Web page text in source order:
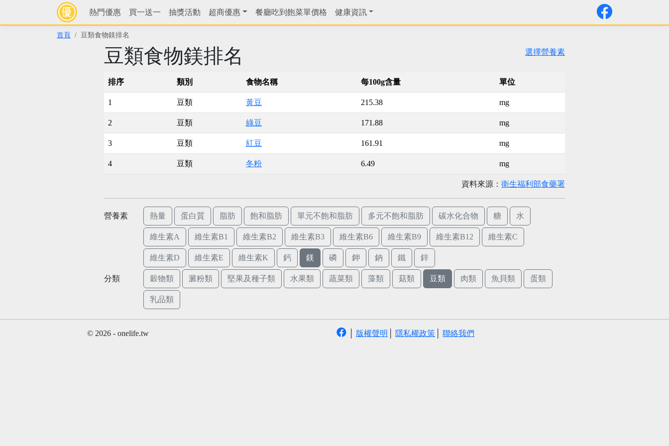
熱門優惠 買一送一 抽獎活動 超商優惠 餐廳吃到飽菜單價格 健康資訊
首頁 豆類食物鎂排名
選擇營養素
豆類食物鎂排名
排序 類別 食物名稱 每100g含量 單位
1 豆類 黃豆 215.38 mg
2 豆類 綠豆 171.88 mg
3 豆類 紅豆 161.91 mg
4 豆類 冬粉 6.49 mg
資料來源： 衛生福利部食藥署
營養素 熱量 蛋白質 脂肪 飽和脂肪 單元不飽和脂肪 多元不飽和脂肪 碳水化合物 糖 水
維生素A 維生素B1 維生素B2 維生素B3 維生素B6 維生素B9 維生素B12 維生素C
維生素D 維生素E 維生素K 鈣 鎂 磷 鉀 鈉 鐵 鋅
分類 穀物類 澱粉類 堅果及種子類 水果類 蔬菜類 藻類 菇類 豆類 肉類 魚貝類 蛋類
乳品類
© 2026 - onelife.tw 版權聲明 隱私權政策 聯絡我們